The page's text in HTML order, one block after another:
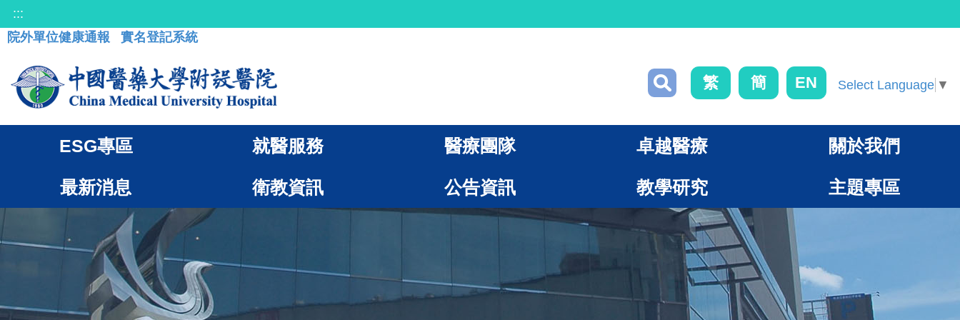
:::
院外單位健康通報
實名登記系統
繁 簡 EN Select Language ▼
ESG專區 就醫服務 醫療團隊 卓越醫療 關於我們
最新消息 衛教資訊 公告資訊 教學研究 主題專區